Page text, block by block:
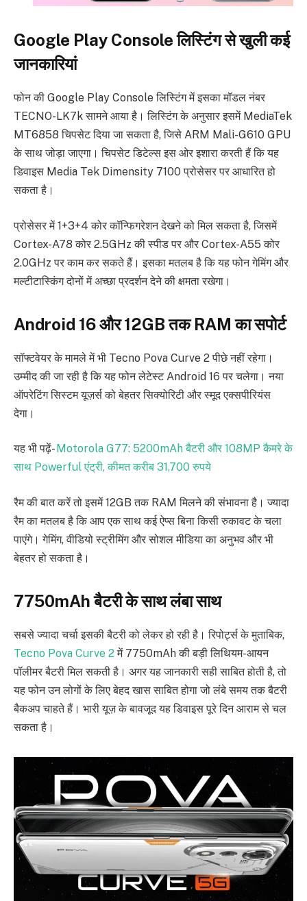
Google Play Console लिस्टिंग से खुली कई
जानकारियां
फोन की Google Play Console लिस्टिंग में इसका मॉडल नंबर
TECNO-LK7k सामने आया है। लिस्टिंग के अनुसार इसमें MediaTek
MT6858 चिपसेट दिया जा सकता है, जिसे ARM Mali-G610 GPU
के साथ जोड़ा जाएगा। चिपसेट डिटेल्स इस ओर इशारा करती हैं कि यह
डिवाइस Media Tek Dimensity 7100 प्रोसेसर पर आधारित हो
सकता है।
प्रोसेसर में 1+3+4 कोर कॉन्फिगरेशन देखने को मिल सकता है, जिसमें
Cortex-A78 कोर 2.5GHz की स्पीड पर और Cortex-A55 कोर
2.0GHz पर काम कर सकते हैं। इसका मतलब है कि यह फोन गेमिंग और
मल्टीटास्किंग दोनों में अच्छा प्रदर्शन देने की क्षमता रखेगा।
Android 16 और 12GB तक RAM का सपोर्ट
सॉफ्टवेयर के मामले में भी Tecno Pova Curve 2 पीछे नहीं रहेगा।
उम्मीद की जा रही है कि यह फोन लेटेस्ट Android 16 पर चलेगा। नया
ऑपरेटिंग सिस्टम यूज़र्स को बेहतर सिक्योरिटी और स्मूद एक्सपीरियंस
देगा।
यह भी पढ़ें- Motorola G77: 5200mAh बैटरी और 108MP कैमरे के
साथ Powerful एंट्री, कीमत करीब 31,700 रुपये
रैम की बात करें तो इसमें 12GB तक RAM मिलने की संभावना है। ज्यादा
रैम का मतलब है कि आप एक साथ कई ऐप्स बिना किसी रुकावट के चला
पाएंगे। गेमिंग, वीडियो स्ट्रीमिंग और सोशल मीडिया का अनुभव और भी
बेहतर हो सकता है।
7750mAh बैटरी के साथ लंबा साथ
सबसे ज्यादा चर्चा इसकी बैटरी को लेकर हो रही है। रिपोर्ट्स के मुताबिक,
Tecno Pova Curve 2में 7750mAh की बड़ी लिथियम-आयन
पॉलीमर बैटरी मिल सकती है। अगर यह जानकारी सही साबित होती है, तो
यह फोन उन लोगों के लिए बेहद खास साबित होगा जो लंबे समय तक बैटरी
बैकअप चाहते हैं। भारी यूज़ के बावजूद यह डिवाइस पूरे दिन आराम से चल
सकता है।